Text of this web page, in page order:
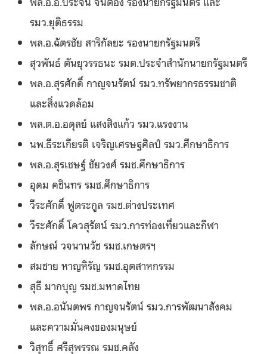
รมว.ยุติธรรม
พล.อ.ฉัตรชัย สาริกัลยะ รองนายกรัฐมนตรี
สุวพันธ์ ตันยุวรรธนะ รมต.ประจำสำนักนายกรัฐมนตรี
พล.อ.สุรศักดิ์ กาญจนรัตน์ รมว.ทรัพยากรธรรมชาติ
และสิ่งแวดล้อม
พล.ต.อ.อดุลย์ แสงสิงแก้ว รมว.แรงงาน
นพ.ธีระเกียรติ เจริญเศรษฐศิลป์ รมว.ศึกษาธิการ
พล.อ.สุรเชษฐ์ ชัยวงศ์ รมช.ศึกษาธิการ
อุดม คชินทร รมช.ศึกษาธิการ
วีระศักดิ์ ฟูตระกูล รมช.ต่างประเทศ
วีระศักดิ์ โควสุรัตน์ รมว.การท่องเที่ยวและกีฬา
ลักษณ์ วจนานวัช รมช.เกษตรฯ
สมชาย หาญหิรัญ รมช.อุตสาหกรรม
สุธี มากบุญ รมช.มหาดไทย
พล.อ.อนันตพร กาญจนรัตน์ รมว.การพัฒนาสังคม
และความมั่นคงของมนุษย์
วิสุทธิ์ ศรีสุพรรณ รมช.คลัง